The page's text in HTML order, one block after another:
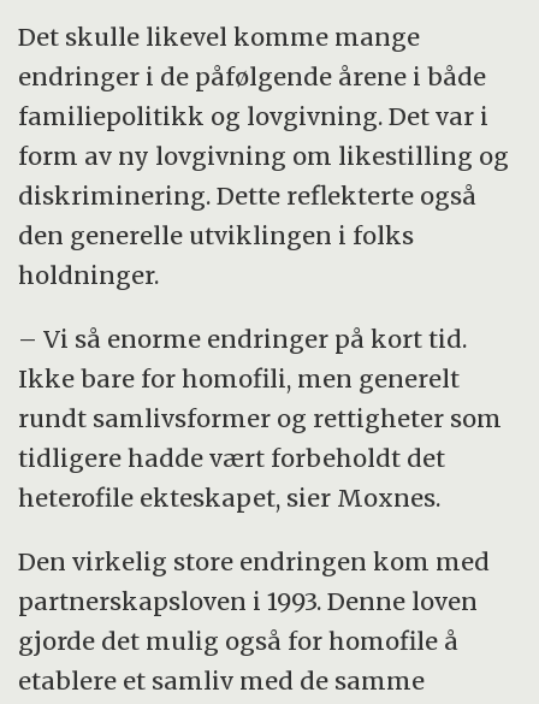
Det skulle likevel komme mange
endringer i de påfølgende årene i både
familiepolitikk og lovgivning. Det var i
form av ny lovgivning om likestilling og
diskriminering. Dette reflekterte også
den generelle utviklingen i folks
holdninger.
– Vi så enorme endringer på kort tid.
Ikke bare for homofili, men generelt
rundt samlivsformer og rettigheter som
tidligere hadde vært forbeholdt det
heterofile ekteskapet, sier Moxnes.
Den virkelig store endringen kom med
partnerskapsloven i 1993. Denne loven
gjorde det mulig også for homofile å
etablere et samliv med de samme